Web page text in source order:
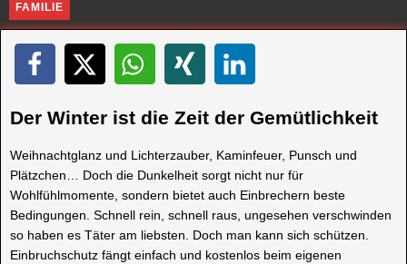
FAMILIE
Der Winter ist die Zeit der Gemütlichkeit
Weihnachtglanz und Lichterzauber, Kaminfeuer, Punsch und
Plätzchen… Doch die Dunkelheit sorgt nicht nur für
Wohlfühlmomente, sondern bietet auch Einbrechern beste
Bedingungen. Schnell rein, schnell raus, ungesehen verschwinden
so haben es Täter am liebsten. Doch man kann sich schützen.
Einbruchschutz fängt einfach und kostenlos beim eigenen